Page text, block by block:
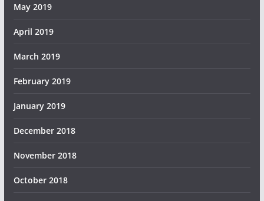
May 2019
April 2019
March 2019
February 2019
January 2019
December 2018
November 2018
October 2018